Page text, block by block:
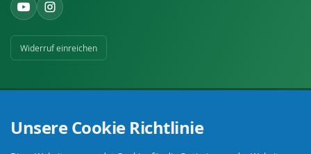
Widerruf einreichen
Ihr Fachhandel für Landwirtschaft, Viehhaltung, Haus, Hof und Garten.
Unsere Cookie Richtlinie